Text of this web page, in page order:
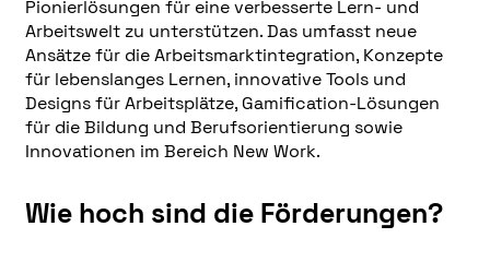
Pionierlösungen für eine verbesserte Lern- und
Arbeitswelt zu unterstützen. Das umfasst neue
Ansätze für die Arbeitsmarktintegration, Konzepte
für lebenslanges Lernen, innovative Tools und
Designs für Arbeitsplätze, Gamification-Lösungen
für die Bildung und Berufsorientierung sowie
Innovationen im Bereich New Work.
Wie hoch sind die Förderungen?